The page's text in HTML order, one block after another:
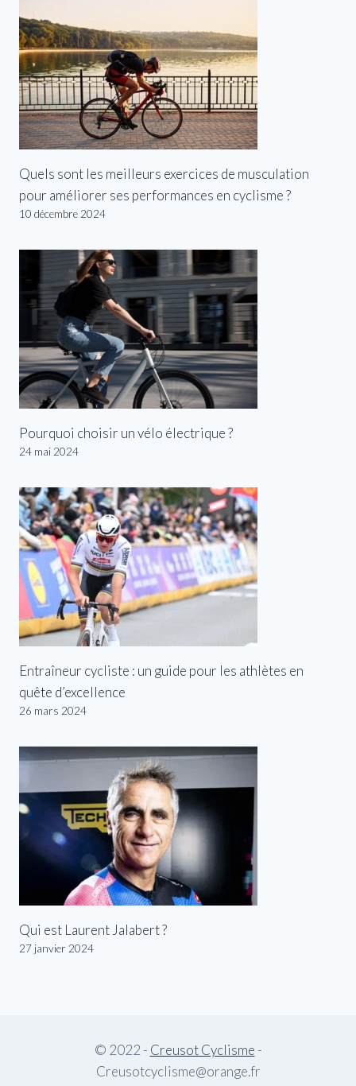
Quels sont les meilleurs exercices de musculation
pour améliorer ses performances en cyclisme ?
10 décembre 2024
Pourquoi choisir un vélo électrique ?
24 mai 2024
Entraîneur cycliste : un guide pour les athlètes en
quête d’excellence
26 mars 2024
Qui est Laurent Jalabert ?
27 janvier 2024
© 2022 - Creusot Cyclisme -
Creusotcyclisme@orange.fr